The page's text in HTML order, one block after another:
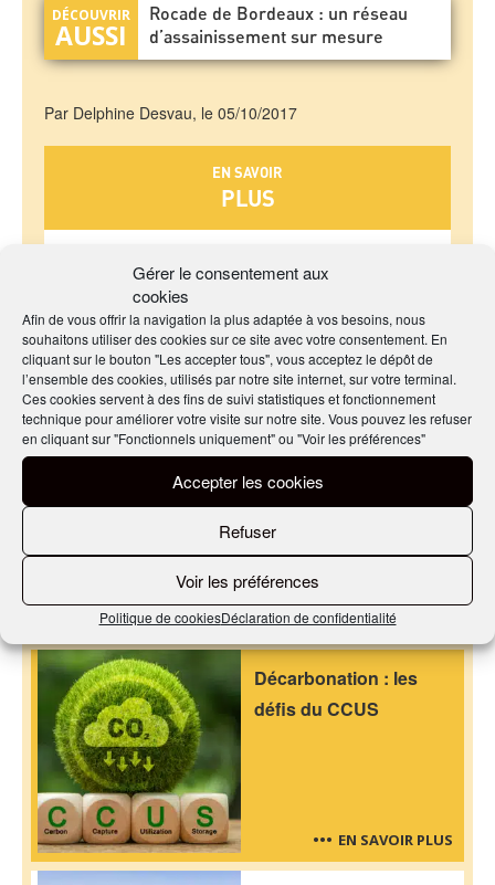
Gérer le consentement aux
cookies
Afin de vous offrir la navigation la plus adaptée à vos besoins, nous
souhaitons utiliser des cookies sur ce site avec votre consentement. En
cliquant sur le bouton "Les accepter tous", vous acceptez le dépôt de
l’ensemble des cookies, utilisés par notre site internet, sur votre terminal.
Ces cookies servent à des fins de suivi statistiques et fonctionnement
technique pour améliorer votre visite sur notre site. Vous pouvez les refuser
en cliquant sur "Fonctionnels uniquement" ou "Voir les préférences"
Accepter les cookies
Refuser
Voir les préférences
Politique de cookiesDéclaration de confidentialité
Rocade de Bordeaux : un réseau
d’assainissement sur mesure
Par Delphine Desvau, le 05/10/2017
EN SAVOIR
PLUS
Plus d'information sur la FIB
PARTAGER CET ARTICLE
Nos derniers articles
Décarbonation : les
défis du CCUS
EN SAVOIR PLUS